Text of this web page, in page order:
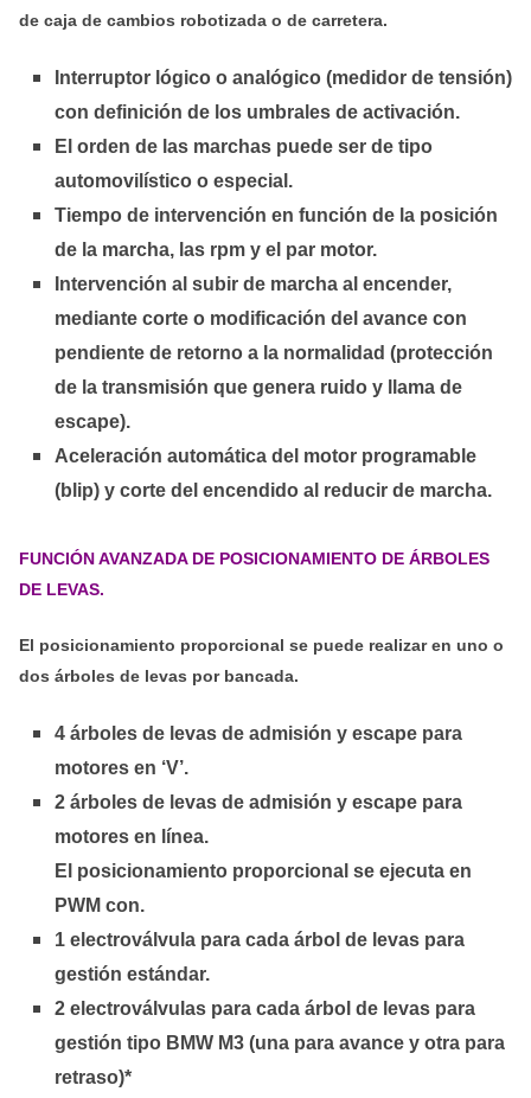
de caja de cambios robotizada o de carretera.
Interruptor lógico o analógico (medidor de tensión)
con definición de los umbrales de activación.
El orden de las marchas puede ser de tipo
automovilístico o especial.
Tiempo de intervención en función de la posición
de la marcha, las rpm y el par motor.
Intervención al subir de marcha al encender,
mediante corte o modificación del avance con
pendiente de retorno a la normalidad (protección
de la transmisión que genera ruido y llama de
escape).
Aceleración automática del motor programable
(blip) y corte del encendido al reducir de marcha.
FUNCIÓN AVANZADA DE POSICIONAMIENTO DE ÁRBOLES
DE LEVAS.
El posicionamiento proporcional se puede realizar en uno o
dos árboles de levas por bancada.
4 árboles de levas de admisión y escape para
motores en ‘V’.
2 árboles de levas de admisión y escape para
motores en línea.
El posicionamiento proporcional se ejecuta en
PWM con.
1 electroválvula para cada árbol de levas para
gestión estándar.
2 electroválvulas para cada árbol de levas para
gestión tipo BMW M3 (una para avance y otra para
retraso)*